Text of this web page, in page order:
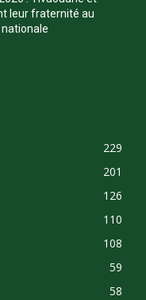
leur fraternité au
nationale
229
201
126
110
108
59
58